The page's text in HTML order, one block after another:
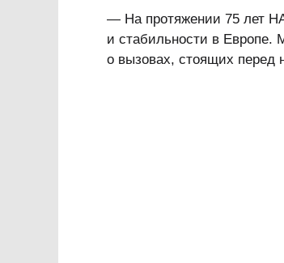
— На протяжении 75 лет
и стабильности в
о вызовах, стоящих перед